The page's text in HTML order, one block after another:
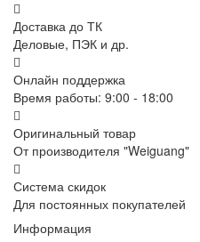
Доставка до ТК
Деловые, ПЭК и др.
Онлайн поддержка
Время работы: 9:00 - 18:00
Оригинальный товар
От производителя "Weiguang"
Система скидок
Для постоянных покупателей
Информация